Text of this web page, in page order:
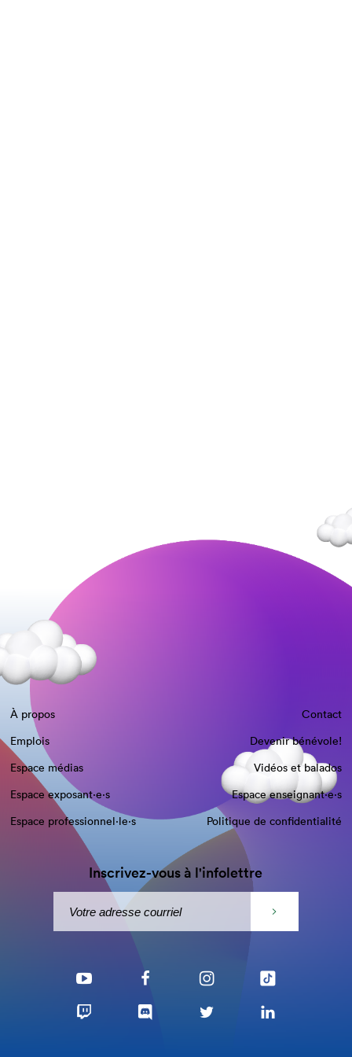
À propos
Contact
Emplois
Devenir bénévole!
Espace médias
Vidéos et balados
Espace exposant·e⋅s
Espace enseignant·e⋅s
Espace professionnel·le⋅s
Politique de confidentialité
Inscrivez-vous à l'infolettre